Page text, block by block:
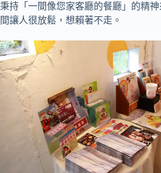
秉持「一間像您家客廳的餐廳」的精
間讓人很放鬆，想賴著不走 。